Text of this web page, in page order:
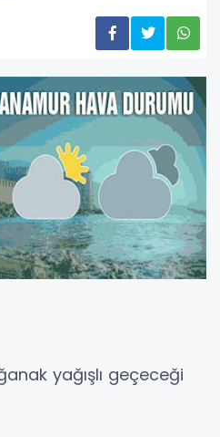
yağışlı geçeceği